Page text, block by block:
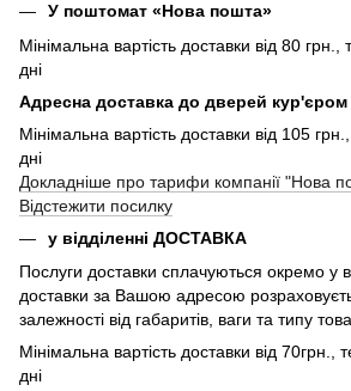
У поштомат «Нова пошта»
Мінімальна вартість доставки від 80 грн.,
дні
Адресна доставка до дверей
Мінімальна вартість доставки від 105
дні
Докладніше про тарифи компанії "Нова
Відстежити посилку
у відділенні ДОСТАВКА
Послуги доставки сплачуються окремо у
доставки за Вашою адресою
залежності від габаритів, ваги та типу
Мінімальна вартість доставки від 70грн.,
дні